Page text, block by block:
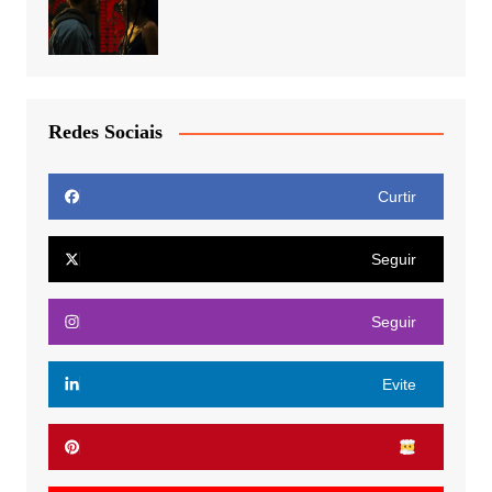
Redes Sociais
Curtir
Seguir
Seguir
Evite